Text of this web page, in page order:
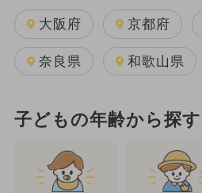
大阪府 京都府
奈良県 和歌山県
子どもの年齢から探す